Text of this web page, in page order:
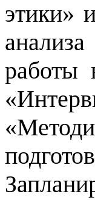
этики»
работы